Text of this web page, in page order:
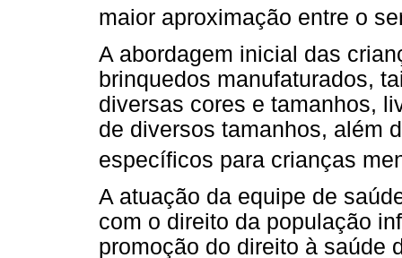
maior aproximação entre o
A abordagem inicial das
brinquedos manufaturados,
diversas cores e tamanhos,
de diversos tamanhos, além
específicos para crianças
A atuação da equipe de
com o direito da população
promoção do direito à saúde